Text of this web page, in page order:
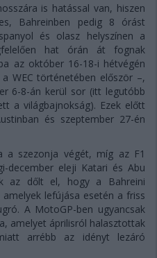
is hatással van, hiszen
Bahreinben pedig 8 órást
és olasz helyszínen a
hat órán át fognak
az október 16-18-i hétvégén
WEC történetében először –,
6-8-án kerül sor (itt legutóbb
a világbajnokság). Ezek előtt
és szeptember 27-én
a szezonja végét, míg az F1
december eleji Katari és Abu
az dőlt el, hogy a Bahreini
lefújása esetén a friss
A MotoGP-ben ugyancsak
amelyet áprilisról halasztottak
arrébb az idényt lezáró